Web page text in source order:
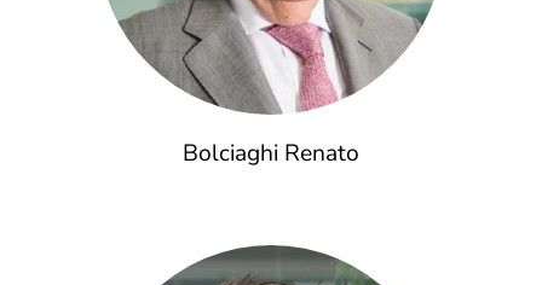
Bolciaghi Renato